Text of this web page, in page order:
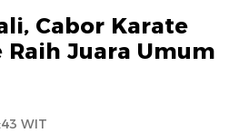
Cabor Karate
Raih Juara Umum
WIT